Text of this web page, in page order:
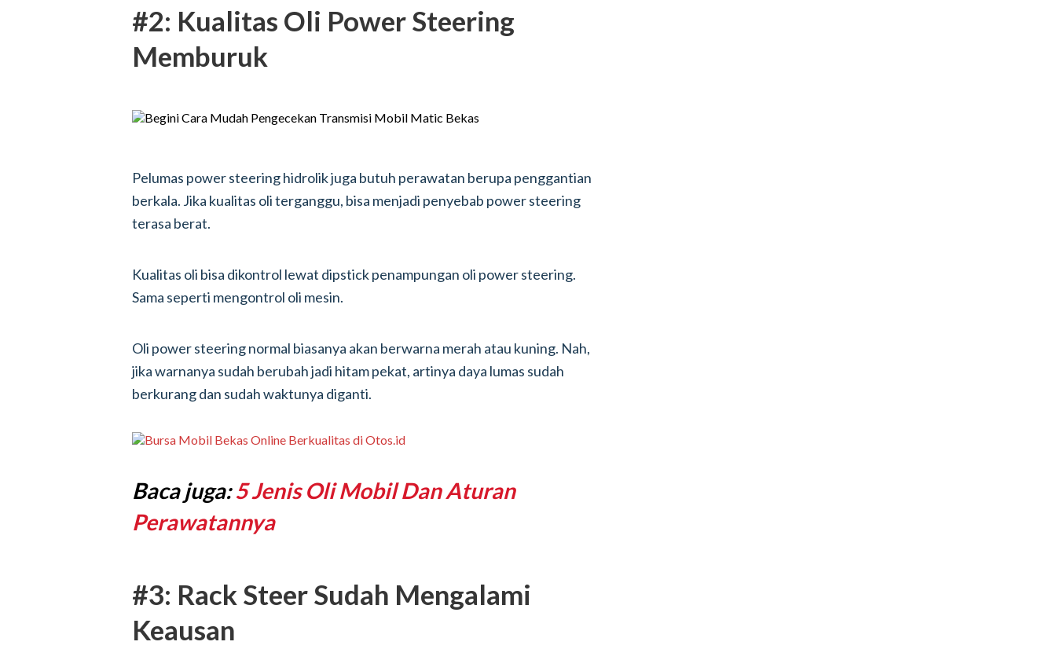
#2: Kualitas Oli Power Steering
Memburuk
Pelumas power steering hidrolik juga butuh perawatan berupa penggantian
berkala. Jika kualitas oli terganggu, bisa menjadi penyebab power steering
terasa berat.
Kualitas oli bisa dikontrol lewat dipstick penampungan oli power steering.
Sama seperti mengontrol oli mesin.
Oli power steering normal biasanya akan berwarna merah atau kuning. Nah,
jika warnanya sudah berubah jadi hitam pekat, artinya daya lumas sudah
berkurang dan sudah waktunya diganti.
Baca juga:5 Jenis Oli Mobil Dan Aturan
Perawatannya
#3: Rack Steer Sudah Mengalami
Keausan